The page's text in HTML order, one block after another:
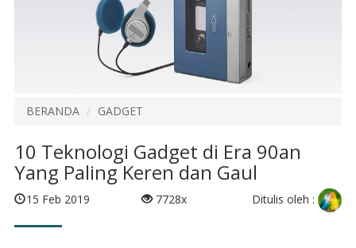
BERANDA GADGET
10 Teknologi Gadget di Era 90an
Yang Paling Keren dan Gaul
15 Feb 2019 7728x Ditulis oleh :